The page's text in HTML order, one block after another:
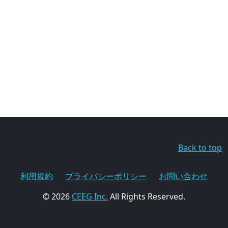
Back to top
利用規約 プライバシーポリシー
お問い合わせ
© 2026 CEEG Inc. All Rights Reserved.